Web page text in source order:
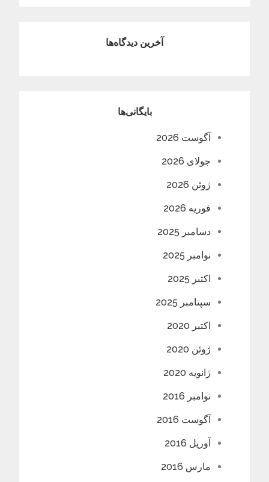
آخرین دیدگاه‌ها
بایگانی‌ها
آگوست 2026
جولای 2026
ژوئن 2026
فوریه 2026
دسامبر 2025
نوامبر 2025
اکتبر 2025
سپتامبر 2025
اکتبر 2020
ژوئن 2020
ژانویه 2020
نوامبر 2016
آگوست 2016
آوریل 2016
مارس 2016